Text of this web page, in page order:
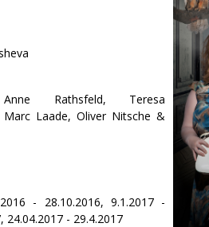
Anne Rathsfeld, Teresa
Marc Laade,Oliver Nitsche &
- 28.10.2016, 9.1.2017 -
24.04.2017 - 29.4.2017